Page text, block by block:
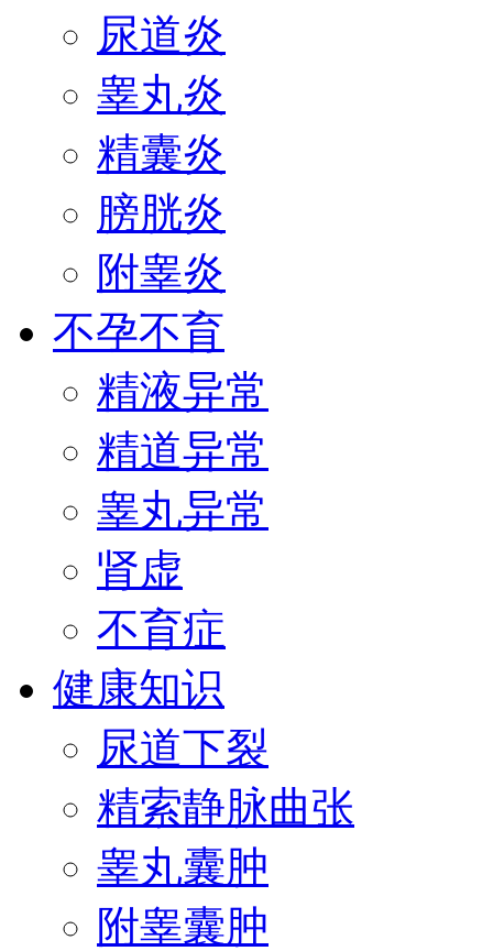
尿道炎
睾丸炎
精囊炎
膀胱炎
附睾炎
不孕不育
精液异常
精道异常
睾丸异常
肾虚
不育症
健康知识
尿道下裂
精索静脉曲张
睾丸囊肿
附睾囊肿